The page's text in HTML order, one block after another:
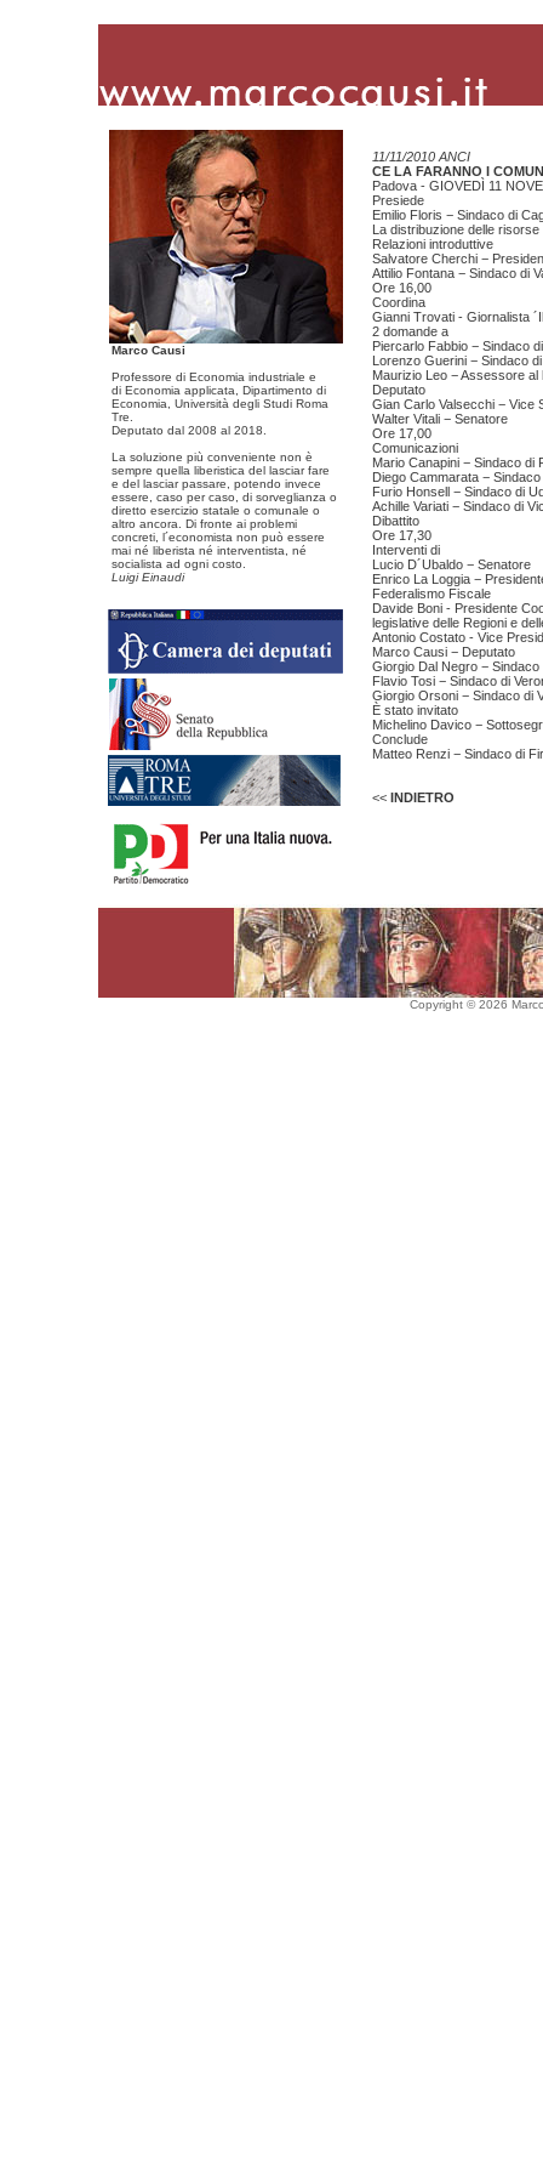
Marco Causi
Professore di Economia industriale e
di Economia applicata, Dipartimento di
Economia, Università degli Studi Roma
Tre.
Deputato dal 2008 al 2018.
La soluzione più conveniente non è
sempre quella liberistica del lasciar fare
e del lasciar passare, potendo invece
essere, caso per caso, di sorveglianza o
diretto esercizio statale o comunale o
altro ancora. Di fronte ai problemi
concreti, l´economista non può essere
mai né liberista né interventista, né
socialista ad ogni costo.
Luigi Einaudi
11/11/2010 ANCI
CE LA FARANNO I
Padova - GIOVEDÌ 11
Presiede
Emilio Floris − Sindaco di
La distribuzione delle
Relazioni introduttive
Salvatore Cherchi −
Attilio Fontana − Sindaco di
Ore 16,00
Coordina
Gianni Trovati - Giornalista
2 domande a
Piercarlo Fabbio − Sindaco
Lorenzo Guerini − Sindaco
Maurizio Leo − Assessore
Deputato
Gian Carlo Valsecchi − Vice
Walter Vitali − Senatore
Ore 17,00
Comunicazioni
Mario Canapini − Sindaco di
Diego Cammarata −
Furio Honsell − Sindaco di
Achille Variati − Sindaco di
Dibattito
Ore 17,30
Interventi di
Lucio D´Ubaldo − Senatore
Enrico La Loggia −
Federalismo Fiscale
Davide Boni - Presidente
legislative delle Regioni e
Antonio Costato - Vice
Marco Causi − Deputato
Giorgio Dal Negro − Sindaco
Flavio Tosi − Sindaco di
Giorgio Orsoni − Sindaco di
È stato invitato
Michelino Davico −
Conclude
Matteo Renzi − Sindaco di
<< INDIETRO
Copyright © 2026